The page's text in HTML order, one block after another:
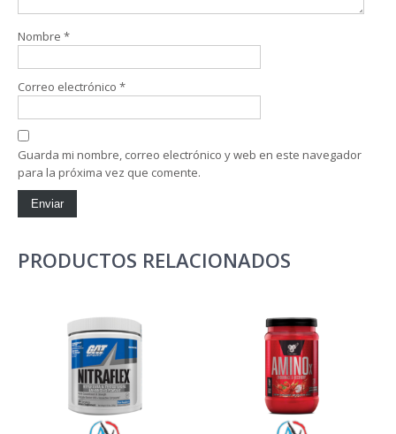
Nombre *
Correo electrónico *
Guarda mi nombre, correo electrónico y web en este navegador
para la próxima vez que comente.
PRODUCTOS RELACIONADOS